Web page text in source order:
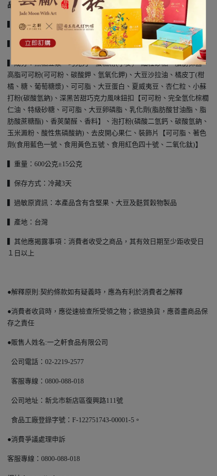
品名 :比利時黑巧克力旦糕
▍尺寸：6吋
▍葷素別：全素
▍成分：無糖豆漿、巧克力、蛋糕粉(小麥)、細粒砂糖、脂肪抹醬、
高脂可可粉(可可粉、碳酸鉀、氫氧化鉀)、大豆沙拉油、橘皮丁(柑
橘、糖、葡萄糖漿)、可可脂、大豆蛋白、夏威夷豆、杏仁粒、小蘇
打粉(碳酸氫鈉)、深黑苦甜巧克力風味鈕扣【可可粉、完全氫化棕櫚
仁油、特級砂糖、可可脂、大豆卵磷脂、乳化劑(脂肪酸甘油酯、脂
肪酸蔗糖酯)、香莢蘭醛、香料】、泡打粉(磷酸二氫鈣、碳酸氫鈉、
玉米澱粉、酸性焦磷酸鈉)、去皮開心果仁、裝飾片【可可脂、著色
劑(食用藍色一號、食用黃色五號、食用紅色四十號、二氧化鈦)】
▍重量：600公克±15公克
▍保存方式：冷藏3天
▍過敏原資訊：本產品含有含堅果、大豆及麩質穀物製品
▍產地：台灣
▍其他應揭露事項：消費者收受之商品，其有效日期至少距收受日
１日以上
●解釋原則:契約條款如有疑義時，應為有利於消費者之解釋
●消費者收貨時，應從速檢查所受領之物；欲退換貨，應善盡商品保
存之責任
●販售人姓名:一之軒食品有限公司
公司電話：02-2219-2577
客服專線：0800-088-018
公司地址：新北市新店區復興路111號
食品工廠登錄字號：F-122751743-00001-5。
●消費爭議處理申訴
客服專線：0800-088-018